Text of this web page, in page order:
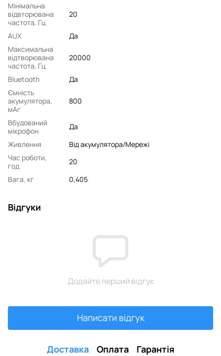
Мінімальна
відвторювана
частота, Гц
20
AUX
Да
Максимальна
відтворювана
частота, Гц
20000
Bluetooth
Да
Ємність
акумулятора,
мАг
800
Вбудований
мікрофон
Да
Живлення
Від акумулятора/Мережі
Час роботи,
год
20
Вага, кг
0,405
Відгуки
Додайте перший відгук
Написати відгук
Доставка Оплата Гарантія